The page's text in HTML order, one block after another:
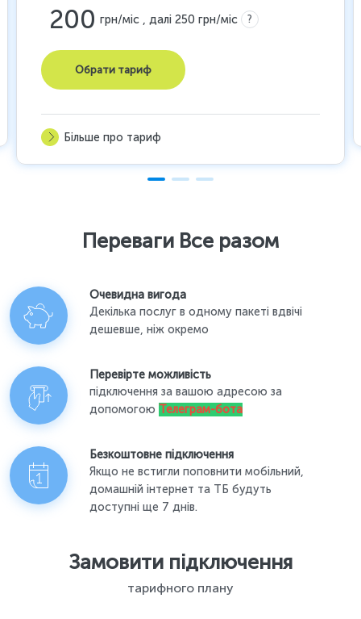
200 грн/міс , далі 250 грн/міс ?
Обрати тариф
Більше про тариф
Переваги Все разом
Очевидна вигода
Декілька послуг в одному пакеті вдвічі
дешевше, ніж окремо
Перевірте можливість
підключення за вашою адресою за
допомогою Телеграм-бота
Безкоштовне підключення
Якщо не встигли поповнити мобільний,
домашній інтернет та ТБ будуть
доступні ще 7 днів.
Замовити підключення
тарифного плану